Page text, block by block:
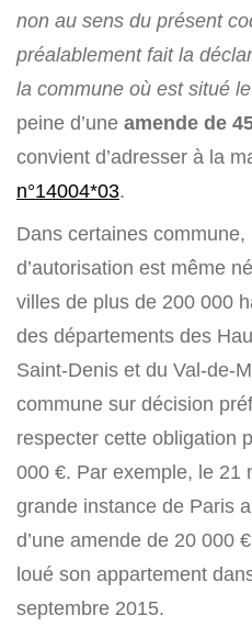
non au sens du présent
préalablement fait la
la commune où est situé
peine d’une amende de
convient d’adresser à la
n°14004*03.
Dans certaines
d’autorisation est même
villes de plus de 200 000
des départements des
Saint-Denis et du Val-de-
commune sur décision
respecter cette obligation
000 €. Par exemple, le 21
grande instance de Paris
d’une amende de 20 000
loué son appartement
septembre 2015.